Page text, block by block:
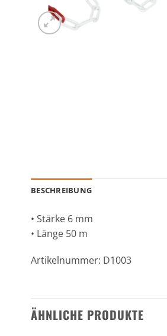
BESCHREIBUNG
• Stärke 6 mm
• Länge 50 m
Artikelnummer: D1003
ÄHNLICHE PRODUKTE